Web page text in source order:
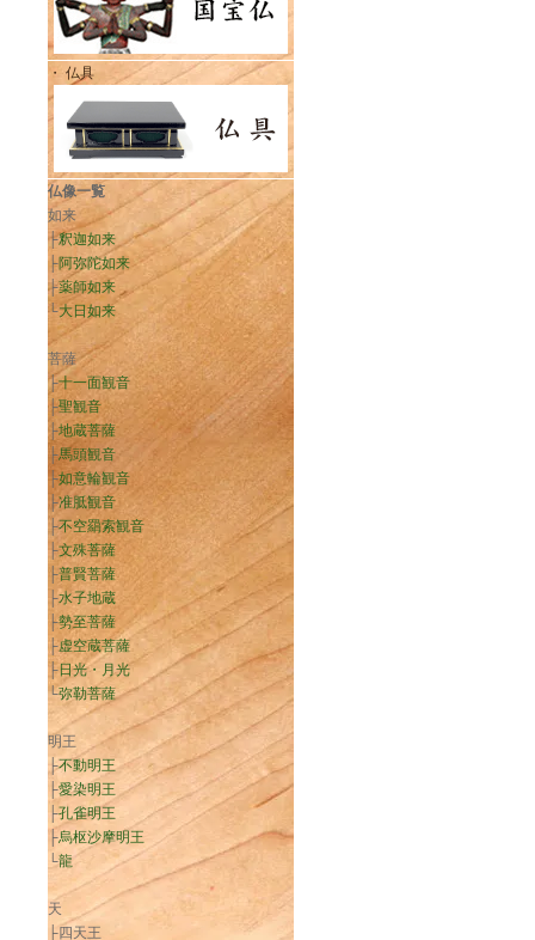
・ 仏具
仏像一覧
如来
├釈迦如来
├阿弥陀如来
├薬師如来
└大日如来
菩薩
├十一面観音
├聖観音
├地蔵菩薩
├馬頭観音
├如意輪観音
├准胝観音
├不空羂索観音
├文殊菩薩
├普賢菩薩
├水子地蔵
├勢至菩薩
├虚空蔵菩薩
├日光・月光
└弥勒菩薩
明王
├不動明王
├愛染明王
├孔雀明王
├烏枢沙摩明王
└龍
天
├四天王